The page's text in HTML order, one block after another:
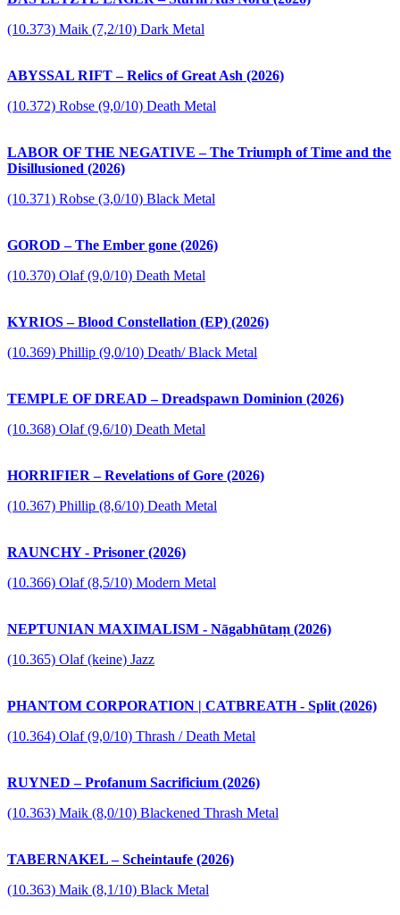
(10.373) Maik (7,2/10) Dark Metal
ABYSSAL RIFT – Relics of Great Ash (2026)
(10.372) Robse (9,0/10) Death Metal
LABOR OF THE NEGATIVE – The Triumph of Time and the
Disillusioned (2026)
(10.371) Robse (3,0/10) Black Metal
GOROD – The Ember gone (2026)
(10.370) Olaf (9,0/10) Death Metal
KYRIOS – Blood Constellation (EP) (2026)
(10.369) Phillip (9,0/10) Death/ Black Metal
TEMPLE OF DREAD – Dreadspawn Dominion (2026)
(10.368) Olaf (9,6/10) Death Metal
HORRIFIER – Revelations of Gore (2026)
(10.367) Phillip (8,6/10) Death Metal
RAUNCHY - Prisoner (2026)
(10.366) Olaf (8,5/10) Modern Metal
NEPTUNIAN MAXIMALISM - Nāgabhūtaṃ (2026)
(10.365) Olaf (keine) Jazz
PHANTOM CORPORATION | CATBREATH - Split (2026)
(10.364) Olaf (9,0/10) Thrash / Death Metal
RUYNED – Profanum Sacrificium (2026)
(10.363) Maik (8,0/10) Blackened Thrash Metal
TABERNAKEL – Scheintaufe (2026)
(10.363) Maik (8,1/10) Black Metal